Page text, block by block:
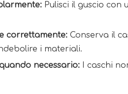
Pulisci il guscio
correttamente: Conserva il
i materiali.
necessario: I caschi